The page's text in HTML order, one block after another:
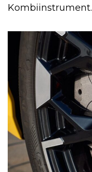
Kombiinstrument.